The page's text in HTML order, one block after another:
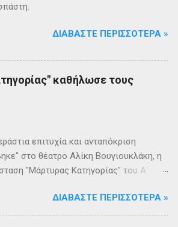
ΔΙΑΒΆΣΤΕ ΠΕΡΙΣΣΌΤΕΡΑ »
καθήλωσε τους
επιτυχία και ανταπόκριση
στο θέατρο Αλίκη Βουγιουκλάκη, η
"Μάρτυρας Κατηγορίας" του Α΄
Το θέατρο γέμισε και πάνω από
και τις δύο βραδιές απόλαυσαν
ΔΙΑΒΆΣΤΕ ΠΕΡΙΣΣΌΤΕΡΑ »